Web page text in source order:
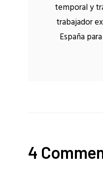
temporal y
trabajador
España
4